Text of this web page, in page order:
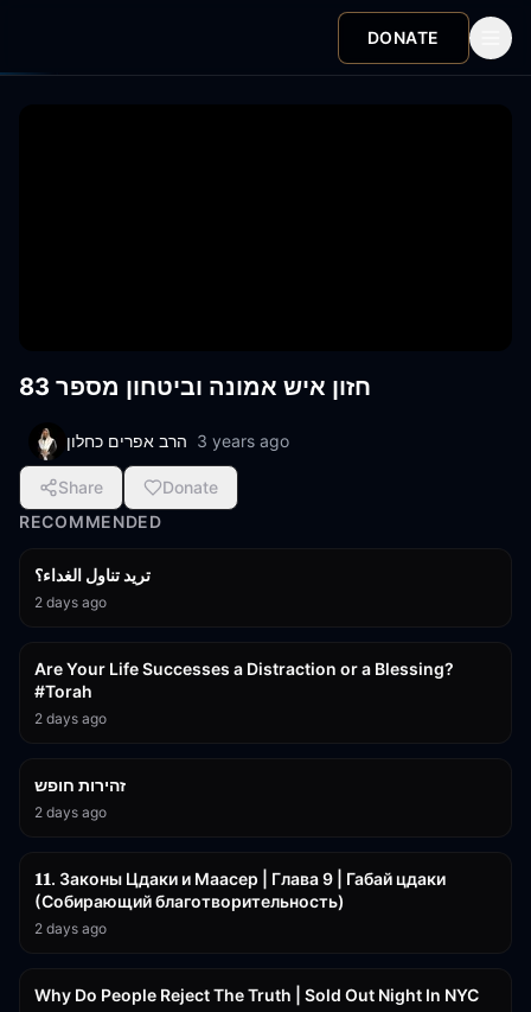
DONATE
חזון איש אמונה וביטחון מספר 83
הרב אפרים כחלון 3 years ago
Share
Donate
RECOMMENDED
تريد تناول الغداء؟
2 days ago
Are Your Life Successes a Distraction or a Blessing?
#Torah
2 days ago
זהירות חופש
2 days ago
𝟏𝟏. Законы Цдаки и Маасер | Глава 9 | Габай цдаки
(Собирающий благотворительность)
2 days ago
Why Do People Reject The Truth | Sold Out Night In NYC